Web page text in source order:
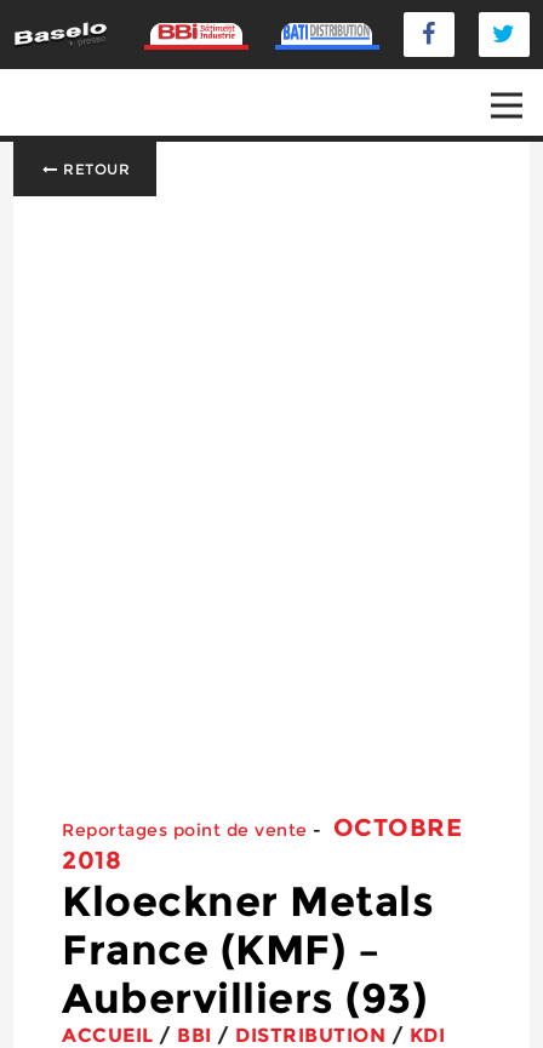
RETOUR
Reportages point de vente - OCTOBRE
2018
Kloeckner Metals
France (KMF) –
Aubervilliers (93)
ACCUEIL / BBI / DISTRIBUTION / KDI